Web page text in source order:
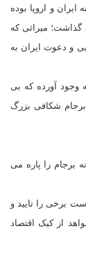
و اروپا بوده
گذاشت؛ میراثی که
و دعوت ایران به
وجود آورده که بی
از برجام شکافی بزرگ
را پاره می
برخی را تایید و
از کیک اقتصاد